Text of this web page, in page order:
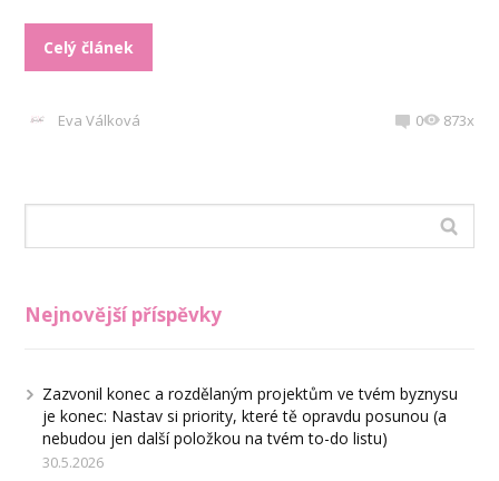
Celý článek
Eva Válková 0 873x
Nejnovější příspěvky
Zazvonil konec a rozdělaným projektům ve tvém byznysu
je konec: Nastav si priority, které tě opravdu posunou (a
nebudou jen další položkou na tvém to-do listu)
30.5.2026